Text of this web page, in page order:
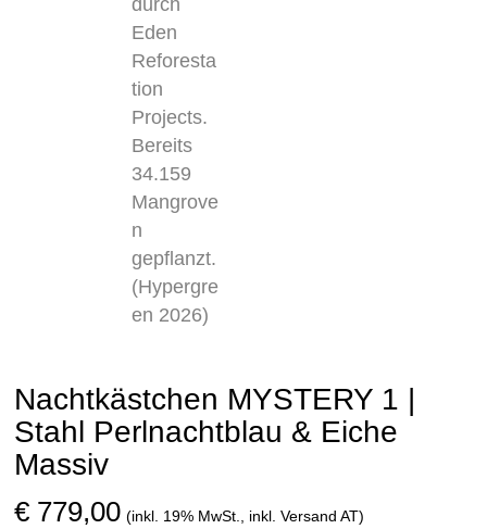
Nachtkästchen MYSTERY 1 |
Stahl Perlnachtblau & Eiche
Massiv
€ 779,00 (inkl. 19% MwSt., inkl. Versand AT)